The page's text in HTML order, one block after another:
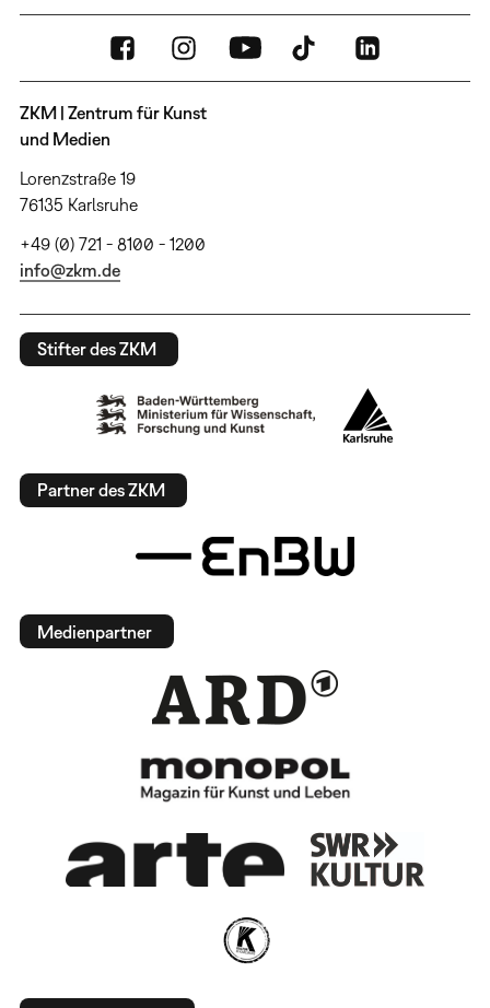
ZKM | Zentrum für Kunst
und Medien
Lorenzstraße 19
76135 Karlsruhe
+49 (0) 721 - 8100 - 1200
info@zkm.de
Stifter des ZKM
Partner des ZKM
Medienpartner